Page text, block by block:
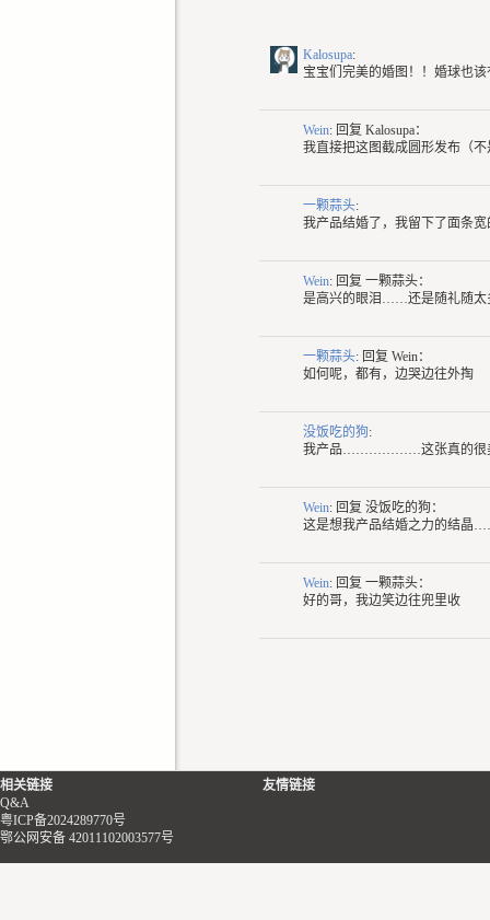
Kalosupa:
宝宝们完美的婚图！！婚球也
Wein: 回复 Kalosupa：
我直接把这图截成圆形发布（不
一颗蒜头:
我产品结婚了，我留下了面条宽
Wein: 回复 一颗蒜头：
是高兴的眼泪……还是随礼随太
一颗蒜头: 回复 Wein：
如何呢，都有，边哭边往外掏
没饭吃的狗:
我产品………………这张真的很美
Wein: 回复 没饭吃的狗：
这是想我产品结婚之力的结晶
Wein: 回复 一颗蒜头：
好的哥，我边笑边往兜里收
相关链接
Q&A
粤ICP备2024289770号
鄂公网安备 42011102003577号
友情链接